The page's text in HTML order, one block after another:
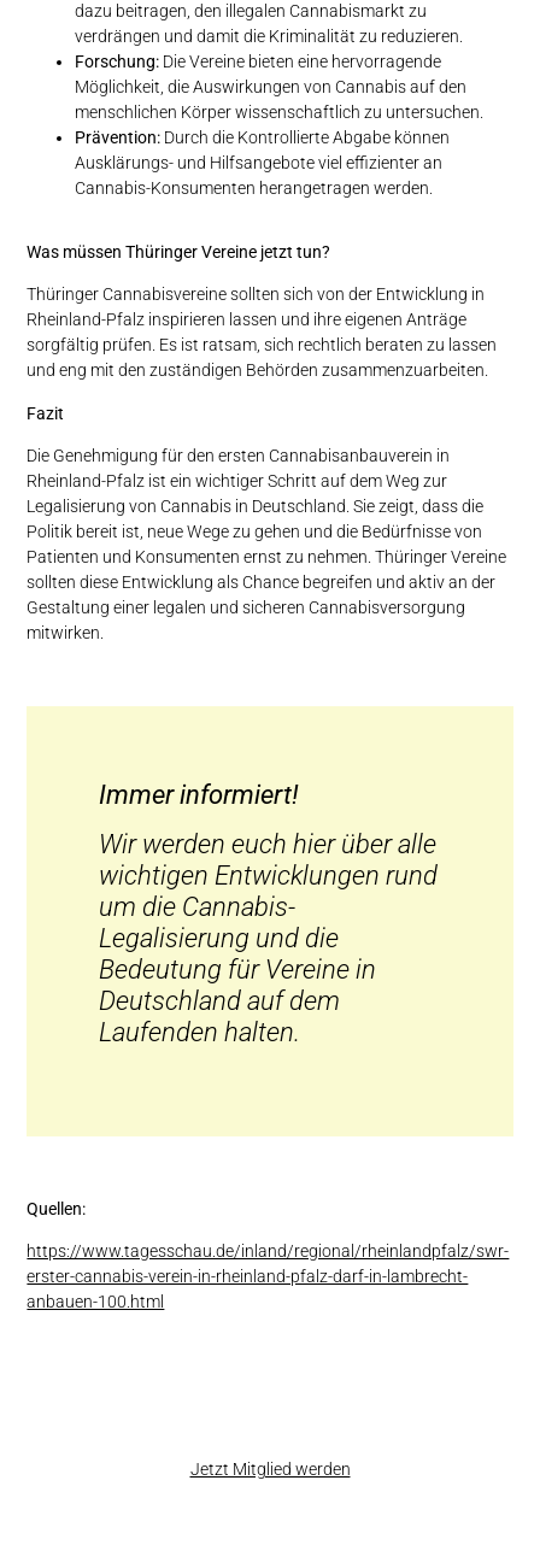
dazu beitragen, den illegalen Cannabismarkt zu
verdrängen und damit die Kriminalität zu reduzieren.
Forschung: Die Vereine bieten eine hervorragende
Möglichkeit, die Auswirkungen von Cannabis auf den
menschlichen Körper wissenschaftlich zu untersuchen.
Prävention: Durch die Kontrollierte Abgabe können
Ausklärungs- und Hilfsangebote viel effizienter an
Cannabis-Konsumenten herangetragen werden.
Was müssen Thüringer Vereine jetzt tun?
Thüringer Cannabisvereine sollten sich von der Entwicklung in
Rheinland-Pfalz inspirieren lassen und ihre eigenen Anträge
sorgfältig prüfen. Es ist ratsam, sich rechtlich beraten zu lassen
und eng mit den zuständigen Behörden zusammenzuarbeiten.
Fazit
Die Genehmigung für den ersten Cannabisanbauverein in
Rheinland-Pfalz ist ein wichtiger Schritt auf dem Weg zur
Legalisierung von Cannabis in Deutschland. Sie zeigt, dass die
Politik bereit ist, neue Wege zu gehen und die Bedürfnisse von
Patienten und Konsumenten ernst zu nehmen. Thüringer Vereine
sollten diese Entwicklung als Chance begreifen und aktiv an der
Gestaltung einer legalen und sicheren Cannabisversorgung
mitwirken.
Immer informiert!
Wir werden euch hier über alle
wichtigen Entwicklungen rund
um die Cannabis-
Legalisierung und die
Bedeutung für Vereine in
Deutschland auf dem
Laufenden halten.
Quellen:
https://www.tagesschau.de/inland/regional/rheinlandpfalz/swr-
erster-cannabis-verein-in-rheinland-pfalz-darf-in-lambrecht-
anbauen-100.html
Jetzt Mitglied werden